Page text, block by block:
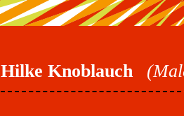
Hilke Knoblauch